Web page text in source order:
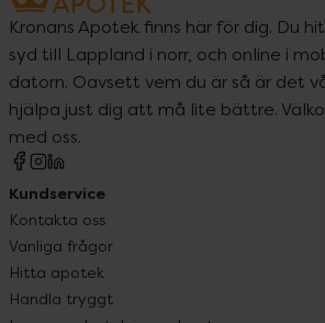
Kronans Apotek finns här för dig. Du
syd till Lappland i norr, och online i
datorn. Oavsett vem du är så är det
hjälpa just dig att må lite bättre.
med oss.
Kundservice
Kontakta oss
Vanliga frågor
Hitta apotek
Handla tryggt